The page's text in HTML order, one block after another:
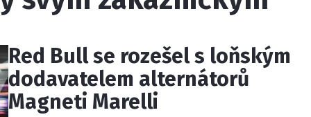
Red Bull se rozešel s loňským
dodavatelem alternátorů
Magneti Marelli